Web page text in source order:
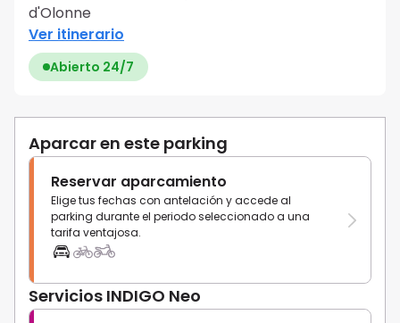
d'Olonne
Ver itinerario
Abierto 24/7
Aparcar en este parking
Reservar aparcamiento
Elige tus fechas con antelación y accede al
parking durante el periodo seleccionado a una
tarifa ventajosa.
Servicios INDIGO Neo